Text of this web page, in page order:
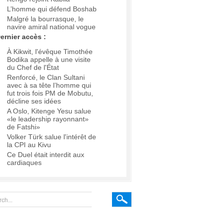
L’homme qui défend Boshab
Malgré la bourrasque, le
navire amiral national vogue
accès :
À Kikwit, l'évêque Timothée
Bodika appelle à une visite
du Chef de l'État
Renforcé, le Clan Sultani
avec à sa tête l’homme qui
fut trois fois PM de Mobutu,
décline ses idées
A Oslo, Kitenge Yesu salue
«le leadership rayonnant»
de Fatshi»
Volker Türk salue l'intérêt de
la CPI au Kivu
Ce Duel était interdit aux
cardiaques